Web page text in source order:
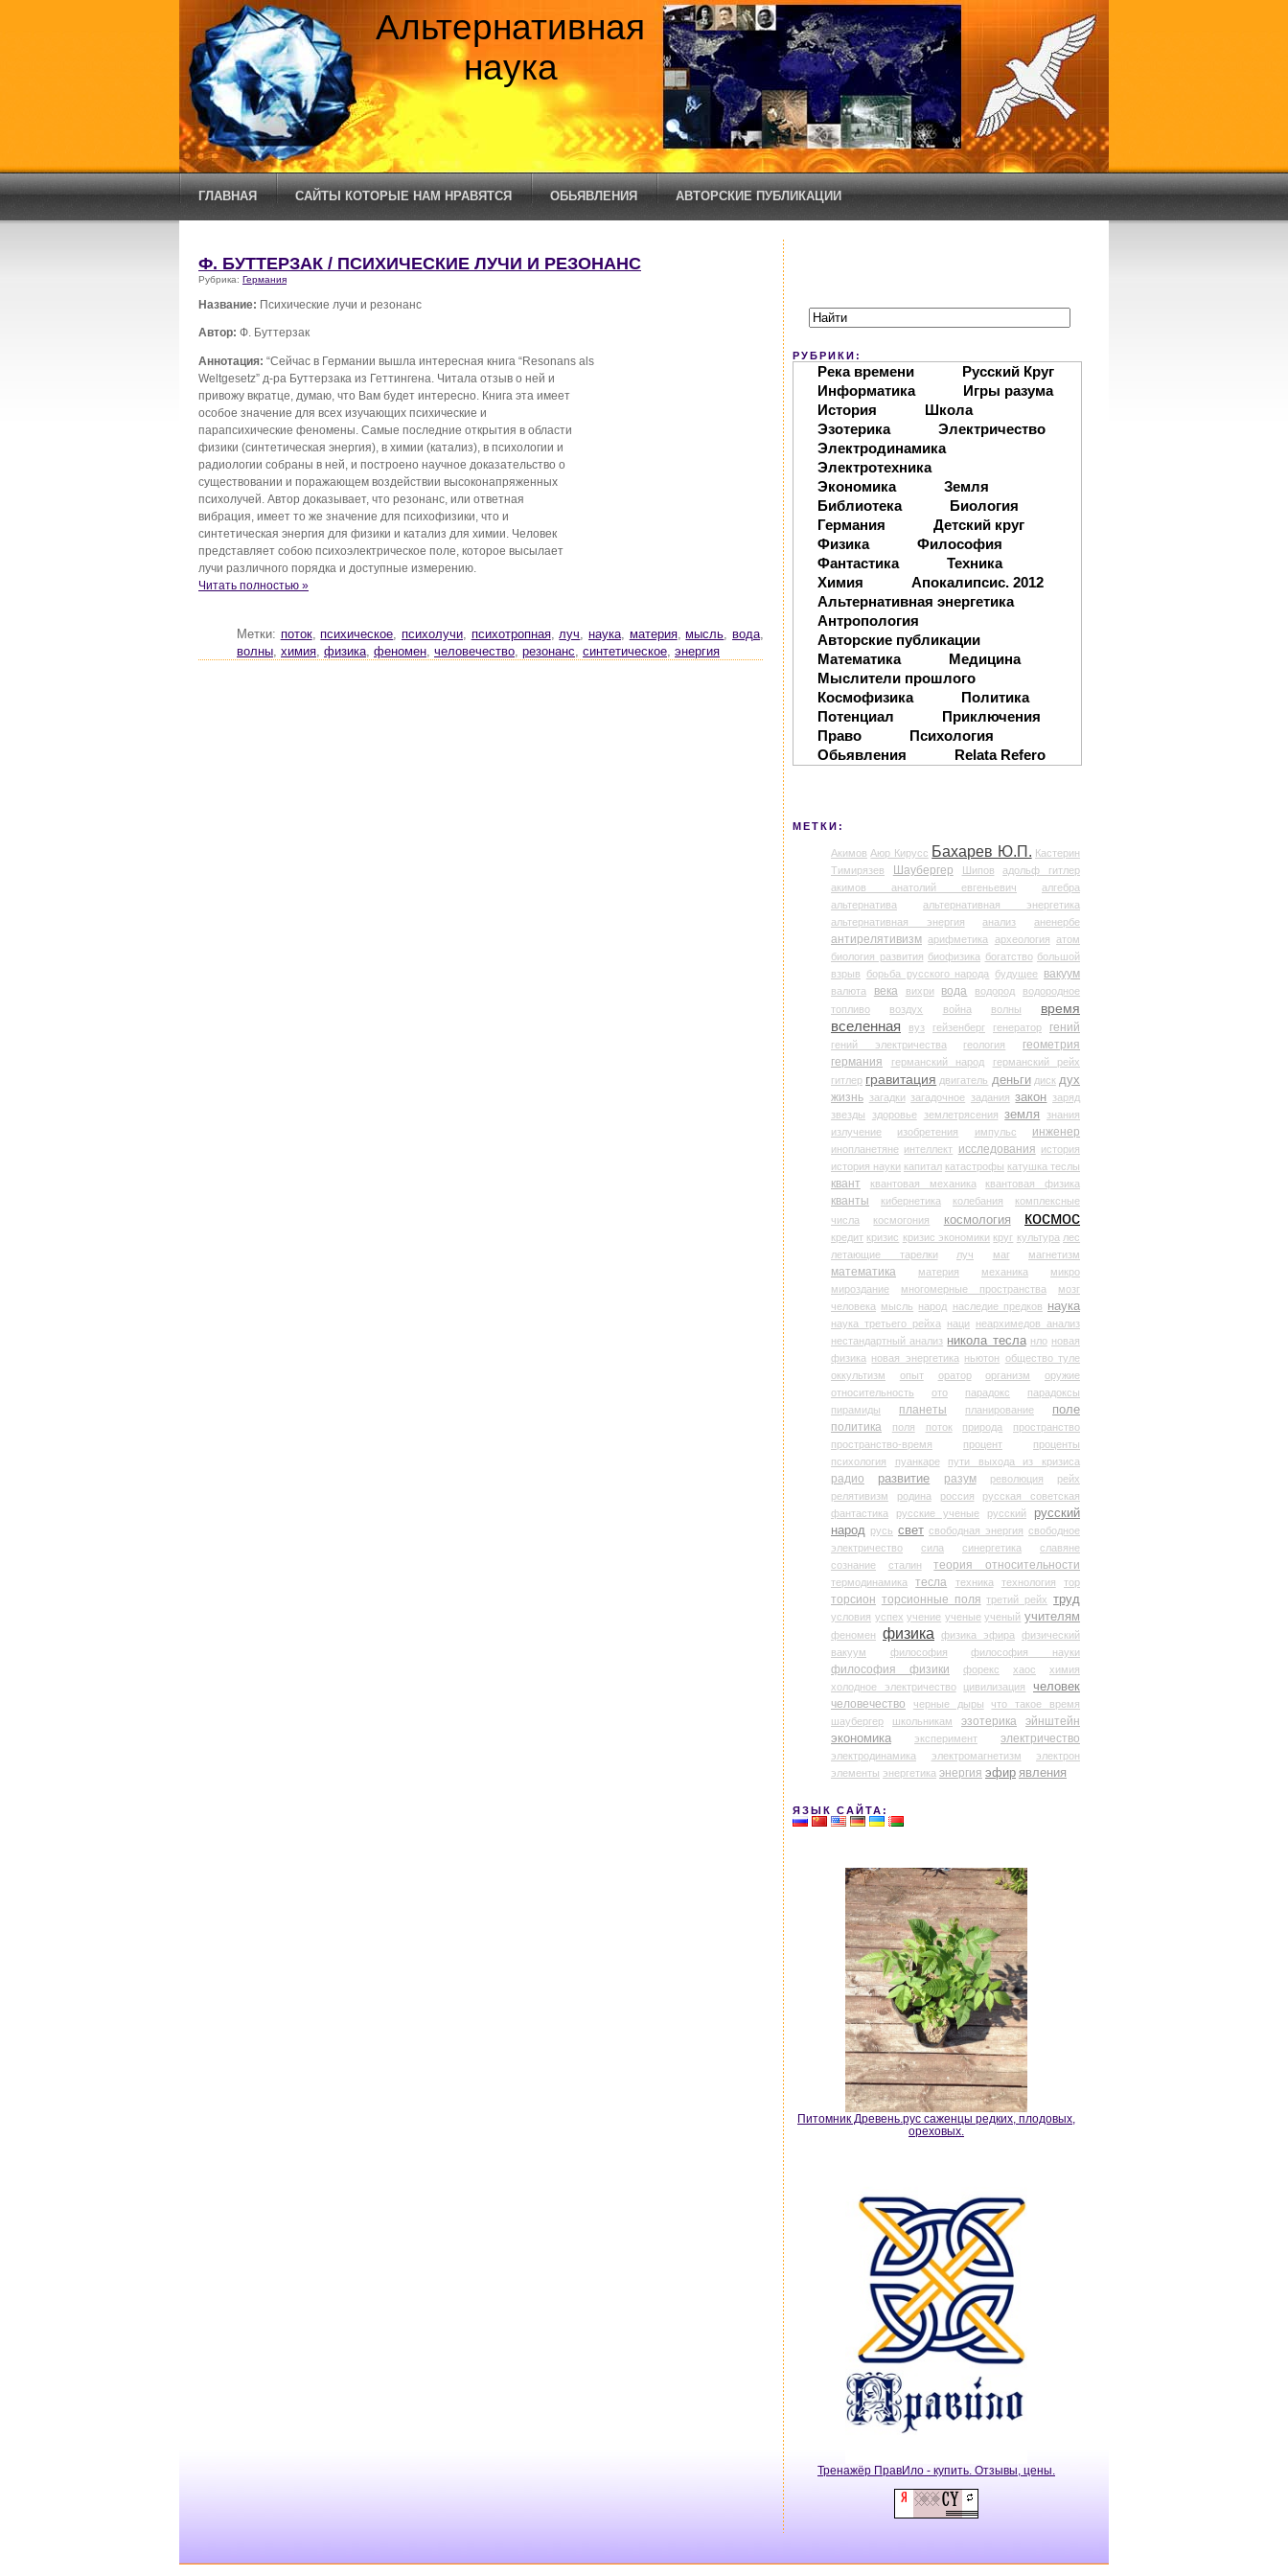
Альтернативная
наука
ГЛАВНАЯ САЙТЫ КОТОРЫЕ НАМ НРАВЯТСЯ ОБЬЯВЛЕНИЯ АВТОРСКИЕ ПУБЛИКАЦИИ
Ф. БУТТЕРЗАК / ПСИХИЧЕСКИЕ ЛУЧИ И РЕЗОНАНС
Рубрика: Германия
Название: Психические лучи и резонанс
Автор: Ф. Буттерзак
Аннотация: “Сейчас в Германии вышла интересная книга “Rеsоnаns аls
Wеltgеsеtz” д-ра Буттерзака из Геттингена. Читала отзыв о ней и
привожу вкратце, думаю, что Вам будет интересно. Книга эта имеет
особое значение для всех изучающих психические и
парапсихические феномены. Самые последние открытия в области
физики (синтетическая энергия), в химии (катализ), в психологии и
радиологии собраны в ней, и построено научное доказательство о
существовании и поражающем воздействии высоконапряженных
психолучей. Автор доказывает, что резонанс, или ответная
вибрация, имеет то же значение для психофизики, что и
синтетическая энергия для физики и катализ для химии. Человек
представляет собою психоэлектрическое поле, которое высылает
лучи различного порядка и доступные измерению.
Читать полностью »
Метки: поток,психическое,психолучи, психотропная,луч,наука, материя,мысль,вода,
волны, химия, физика, феномен, человечество, резонанс, синтетическое, энергия
РУБРИКИ:
Река времени
Русский Круг
Информатика
Игры разума
История
Школа
Эзотерика
Электричество
Электродинамика
Электротехника
Экономика
Земля
Библиотека
Биология
Германия
Детский круг
Физика
Философия
Фантастика
Техника
Химия
Апокалипсис. 2012
Альтернативная энергетика
Антропология
Авторские публикации
Математика
Медицина
Мыслители прошлого
Космофизика
Политика
Потенциал
Приключения
Право
Психология
Обьявления
Relata Refero
МЕТКИ:
Акимов Аюр Кирусс Бахарев Ю.П. Кастерин
Тимирязев
Шаубергер Шипов
адольф гитлер
акимов анатолий евгеньевич
алгебра
альтернатива
альтернативная энергетика
альтернативная энергия
анализ аненербе
антирелятивизм арифметика археология атом
биология развития биофизика богатство большой
взрыв
борьба русского народа будущее вакуум
валюта века вихри вода водород
водородное
топливо
воздух война волны
время
вселенная
вуз гейзенберг генератор гений
гений электричества геология
геометрия
германия
германский народ
германский рейх
гитлер гравитация двигатель деньги диск дух
жизнь загадки загадочное задания закон заряд
звезды
здоровье землетрясения земля
знания
излучение
изобретения импульс инженер
инопланетяне интеллект исследования история
история науки капитал катастрофы катушка теслы
квант квантовая механика квантовая физика
кванты кибернетика колебания
комплексные
числа
космогония космология космос
кредит кризис кризис экономики круг культура лес
летающие тарелки
луч маг магнетизм
математика материя механика
микро
мироздание
многомерные пространства
мозг
человека мысль народ наследие предков наука
наука третьего рейха наци
неархимедов анализ
нестандартный анализ никола тесла нло новая
физика новая энергетика ньютон общество туле
оккультизм
опыт оратор организм
оружие
относительность
ото парадокс
парадоксы
пирамиды
планеты планирование
поле
политика
поля поток природа
пространство
пространство-время
процент
проценты
психология
пуанкаре пути выхода из кризиса
радио развитие разум революция
рейх
релятивизм
родина россия
русская советская
фантастика
русские ученые русский
русский
народ русь свет свободная энергия свободное
электричество
сила синергетика
славяне
сознание
сталин теория относительности
термодинамика тесла техника технология тор
торсион торсионные поля третий рейх труд
условия успех учение ученые ученый учителям
феномен физика физика эфира
физический
вакуум
философия философия науки
философия физики форекс хаос
химия
холодное электричество
цивилизация человек
человечество черные дыры
что такое время
шаубергер
школьникам эзотерика
эйнштейн
экономика
эксперимент электричество
электродинамика электромагнетизм
электрон
элементы энергетика энергия эфир явления
ЯЗЫК САЙТА:
Питомник Древень.рус саженцы редких, плодовых,
ореховых.
Тренажёр ПравИло - купить. Отзывы, цены.